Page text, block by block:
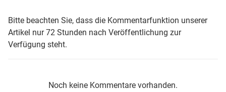
Bitte beachten Sie, dass die Kommentarfunktion unserer
Artikel nur 72 Stunden nach Veröffentlichung zur
Verfügung steht.
Noch keine Kommentare vorhanden.